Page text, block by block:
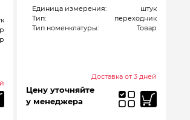
Единица измерения:
штук
Тип:
переходник
Тип номенклатуры:
Товар
Доставка от 3 дней
Цену уточняйте
у менеджера